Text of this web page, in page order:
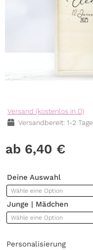
Versand (kostenlos in D)
Versandbereit: 1-2 Tage
6,40 €
Deine Auswahl
Junge | Mädchen
Personalisierung